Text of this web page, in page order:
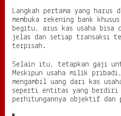
Langkah pertama yang harus
membuka rekening bank
begitu, arus kas usaha bisa
jelas dan setiap transaksi
terpisah.
Selain itu, tetapkan gaji
Meskipun usaha milik
mengambil uang dari kas
seperti entitas yang berdiri
perhitungannya objektif dan